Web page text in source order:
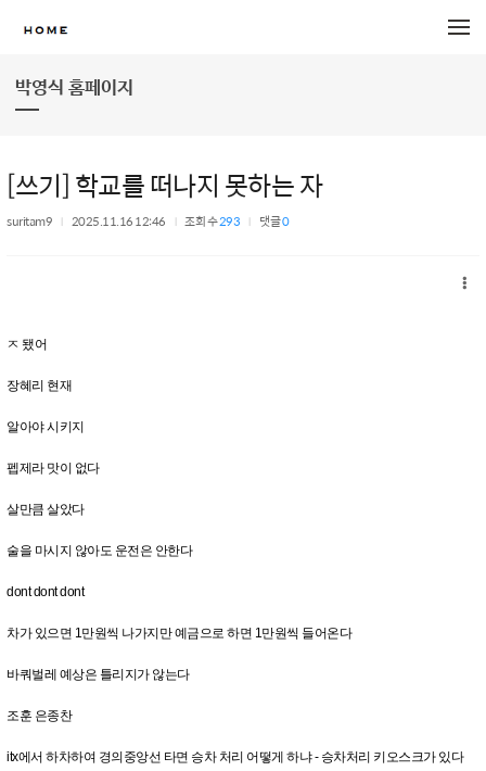
박영식 홈페이지
[쓰기] 학교를 떠나지 못하는 자
suritam9 2025.11.16 12:46 조회 수293 댓글0
ㅈ 됐어
장혜리 현재
알아야 시키지
펩제라 맛이 없다
살만큼 살았다
술을 마시지 않아도 운전은 안한다
dont dont dont
차가 있으면 1만원씩 나가지만 예금으로 하면 1만원씩 들어온다
바쿼벌레 예상은 틀리지가 않는다
조훈 은종찬
itx에서 하차하여 경의중앙선 타면 승차 처리 어떻게 하냐 - 승차처리 키오스크가 있다